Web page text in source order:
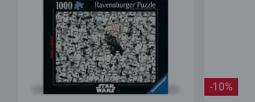
-10%